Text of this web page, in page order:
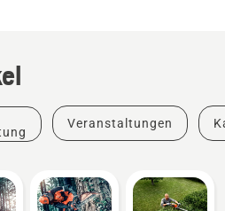
Veranstaltungen